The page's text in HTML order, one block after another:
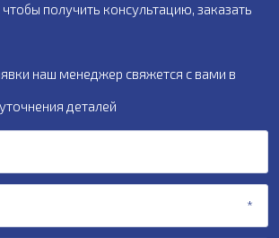
получить консультацию, заказать
наш менеджер свяжется с вами в
деталей